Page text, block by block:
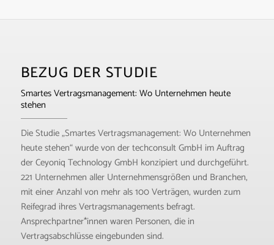
BEZUG DER STUDIE
Smartes Vertragsmanagement: Wo Unternehmen heute
stehen
Die Studie „Smartes Vertragsmanagement: Wo Unternehmen
heute stehen“ wurde von der techconsult GmbH im Auftrag
der Ceyoniq Technology GmbH konzipiert und durchgeführt.
221 Unternehmen aller Unternehmensgrößen und Branchen,
mit einer Anzahl von mehr als 100 Verträgen, wurden zum
Reifegrad ihres Vertragsmanagements befragt.
Ansprechpartner*innen waren Personen, die in
Vertragsabschlüsse eingebunden sind.